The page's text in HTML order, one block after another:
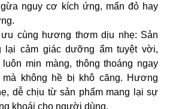
nguy cơ kích ứng, mẩn đỏ hay
cùng hương thơm dịu nhẹ: Sản
lại cảm giác dưỡng ẩm tuyệt vời,
mịn màng, thông thoáng ngay
không hề bị khô căng. Hương
dễ chịu từ sản phẩm mang lại sự
khoái cho người dùng.